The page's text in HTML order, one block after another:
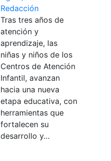
Redacción
Tras tres años de
atención y
aprendizaje, las
niñas y niños de los
Centros de Atención
Infantil, avanzan
hacia una nueva
etapa educativa, con
herramientas que
fortalecen su
desarrollo y…